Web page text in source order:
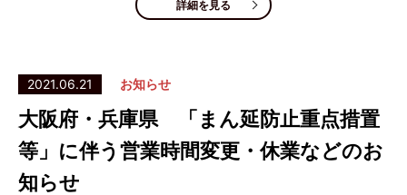
詳細を見る
2021.06.21 お知らせ
大阪府・兵庫県 「まん延防止重点措置
等」に伴う営業時間変更・休業などのお
知らせ